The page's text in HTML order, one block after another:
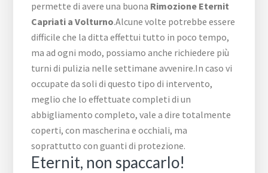
permette di avere una buona Rimozione Eternit
Capriati a Volturno.Alcune volte potrebbe essere
difficile che la ditta effettui tutto in poco tempo,
ma ad ogni modo, possiamo anche richiedere più
turni di pulizia nelle settimane avvenire.In caso vi
occupate da soli di questo tipo di intervento,
meglio che lo effettuate completi di un
abbigliamento completo, vale a dire totalmente
coperti, con mascherina e occhiali, ma
soprattutto con guanti di protezione.
Eternit, non spaccarlo!